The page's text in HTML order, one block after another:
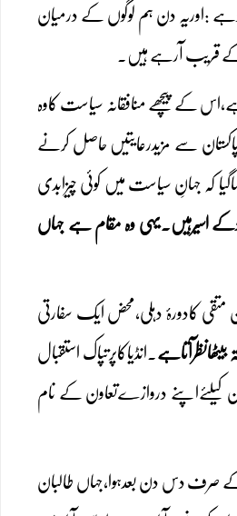
:اوریہ دن ہم لوگوں کے درمیان
قریب آرہے ہیں۔
کے پیچھے منافقانہ سیاست کاوہ
سے مزیدرعایتیں حاصل کرنے
کہ جہانِ سیاست میں کوئی چیزابدی
اسیرہیں۔یہی وہ مقام ہے جہاں
متقی کادورۂ دہلی،محض ایک سفارتی
۔انڈیاکاپرتپاک استقبال
کیلئےاپنے دروازےتعاون کے نام
کے صرف دس دن بعدہوا،جہاں طالبان